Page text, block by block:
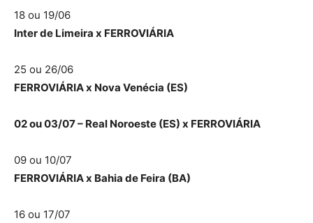
18 ou 19/06
Inter de Limeira x FERROVIÁRIA
25 ou 26/06
FERROVIÁRIA x Nova Venécia (ES)
02 ou 03/07 – Real Noroeste (ES) x FERROVIÁRIA
09 ou 10/07
FERROVIÁRIA x Bahia de Feira (BA)
16 ou 17/07